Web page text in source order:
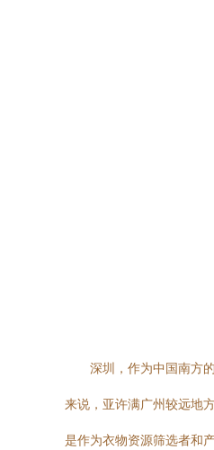
深圳，作为中国南方
来说，亚许满广州较远地
是作为衣物资源筛选者和